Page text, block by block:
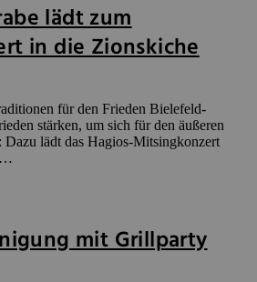
lädt zum
in die Zionskiche
für den Frieden Bielefeld-
stärken, um sich für den äußeren
Dazu lädt das Hagios-Mitsingkonzert
mit Grillparty